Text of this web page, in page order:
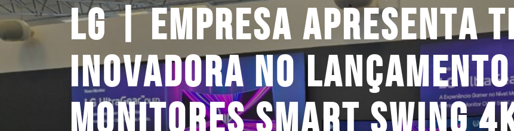
LG | EMPRESA APRESENTA
INOVADORA NO
MONITORES SMART SWING